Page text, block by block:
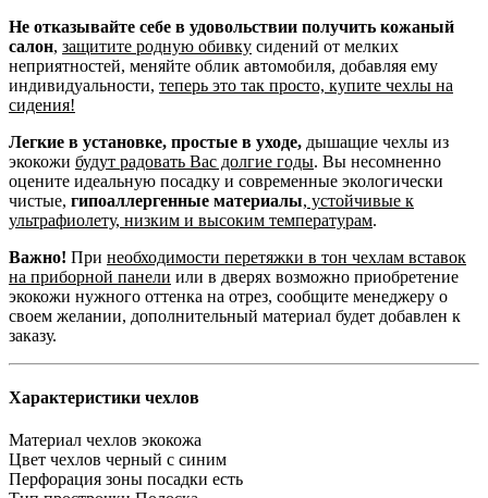
Не отказывайте себе в удовольствии получить кожаный
салон, защитите родную обивку сидений от мелких
неприятностей, меняйте облик автомобиля, добавляя ему
индивидуальности, теперь это так просто, купите чехлы на
сидения!
Легкие в установке, простые в уходе, дышащие чехлы из
экокожи будут радовать Вас долгие годы. Вы несомненно
оцените идеальную посадку и современные экологически
чистые, гипоаллергенные материалы, устойчивые к
ультрафиолету, низким и высоким температурам.
Важно! При необходимости перетяжки в тон чехлам вставок
на приборной панели или в дверях возможно приобретение
экокожи нужного оттенка на отрез, сообщите менеджеру о
своем желании, дополнительный материал будет добавлен к
заказу.
Характеристики чехлов
Материал чехлов экокожа
Цвет чехлов черный с синим
Перфорация зоны посадки есть